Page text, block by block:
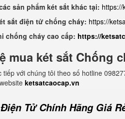
sản phẩm két sắt khác tại: https://
sắt điện tử chống cháy: https://
chống cháy cao cấp: https://
mua két sắt Chống
tiếp với chúng tôi theo số hotline
ketsatcaocap.vn
Tử Chính Hãng Giá